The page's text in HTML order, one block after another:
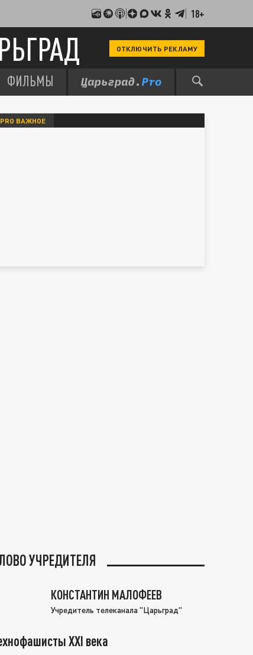
18+
ОТКЛЮЧИТЬ РЕКЛАМУ
ФИЛЬМЫ
PRO ВАЖНОЕ
УЧРЕДИТЕЛЯ
КОНСТАНТИН МАЛОФЕЕВ
Учредитель телеканала "Царьград"
XXI века